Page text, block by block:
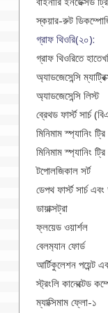
স্কয়ার-রুট
গ্রাফ থিওরি(২০):
গ্রাফ থিওরিতে
অ্যাডজেসেন্সি
অ্যাডজেসেন্সি লিস্ট
ব্রেথড ফার্স্ট সার্চ
মিনিমাম স্প্যানিং
মিনিমাম স্প্যানিং
টপোলজিকাল সর্ট
ডেপথ ফার্স্ট সার্চ
ডায়াক্সট্রা
ফ্লয়েড ওয়ার্শল
বেলম‍্যান ফোর্ড
আর্টিকুলেশন পয়েন্ট
স্ট্রংলি কানেক্টেড
ম্যাক্সিমাম ফ্লো-১